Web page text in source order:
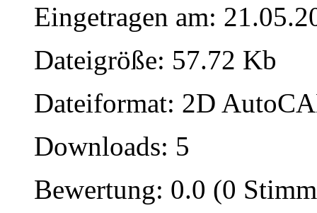
Eingetragen am:
Dateigröße: 57.72 Kb
Dateiformat: 2D
Downloads: 5
Bewertung: 0.0 (0